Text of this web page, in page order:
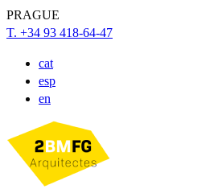
PRAGUE
T. +34 93 418-64-47
cat
esp
en